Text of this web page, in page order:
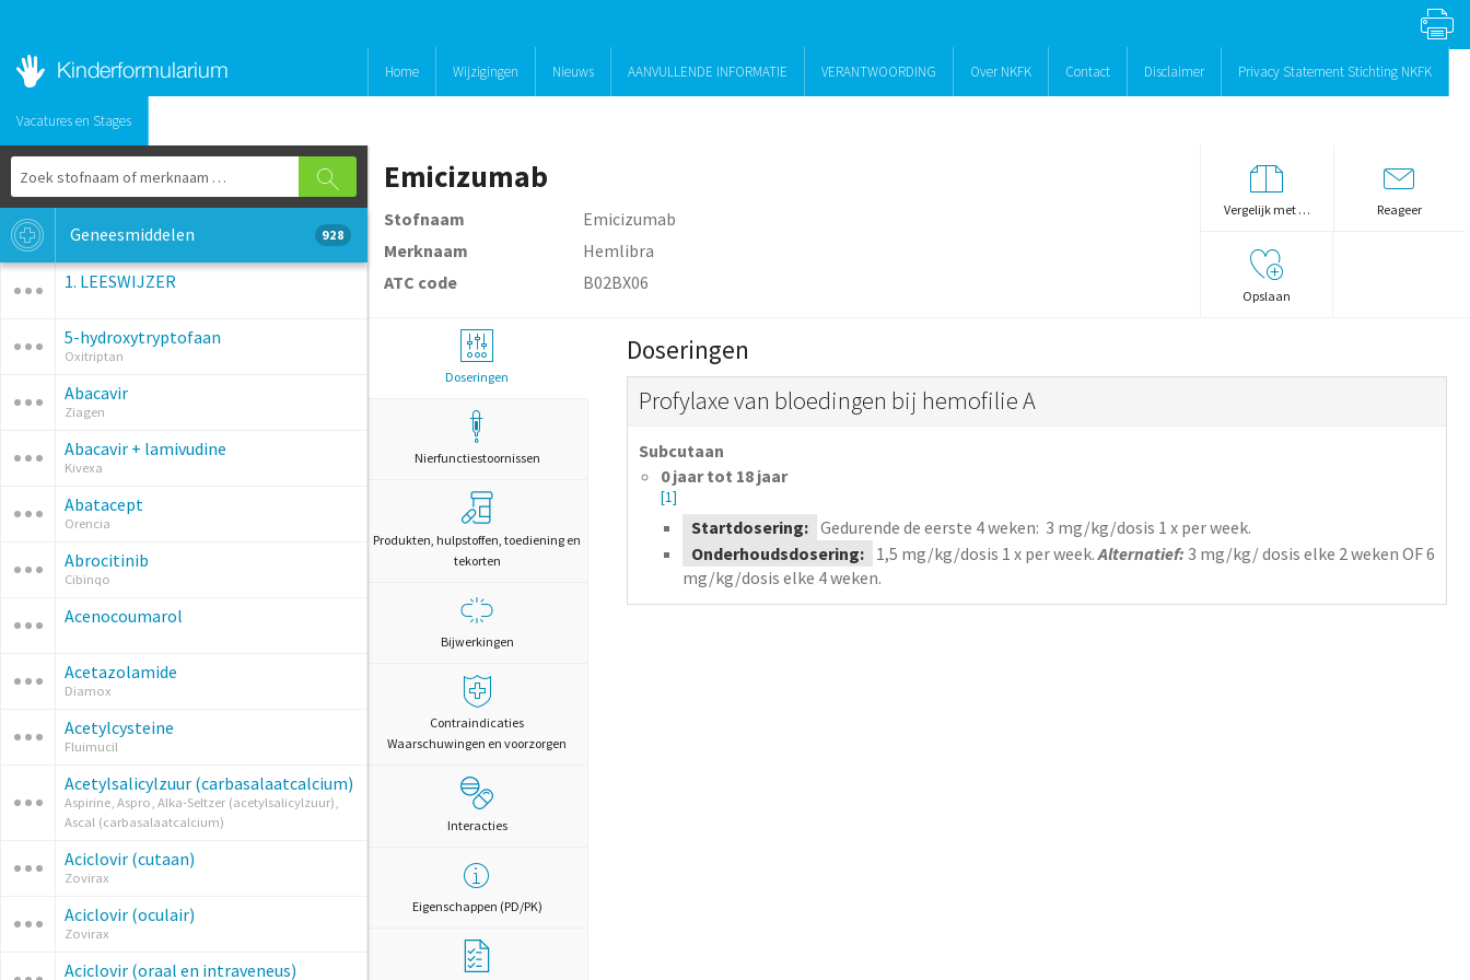
Home Wijzigingen Nieuws AANVULLENDE INFORMATIE VERANTWOORDING Over NKFK Contact Disclaimer Privacy Statement Stichting NKFK
Vacatures en Stages
Geneesmiddelen 928
1. LEESWIJZER
5-hydroxytryptofaan
Oxitriptan
Abacavir
Ziagen
Abacavir + lamivudine
Kivexa
Abatacept
Orencia
Abrocitinib
Cibinqo
Acenocoumarol
Acetazolamide
Diamox
Acetylcysteine
Fluimucil
Acetylsalicylzuur (carbasalaatcalcium)
Aspirine, Aspro, Alka-Seltzer (acetylsalicylzuur),
Ascal (carbasalaatcalcium)
Aciclovir (cutaan)
Zovirax
Aciclovir (oculair)
Zovirax
Aciclovir (oraal en intraveneus)
Emicizumab
Stofnaam
Emicizumab
Merknaam
Hemlibra
ATC code
B02BX06
Vergelijk met … Reageer
Opslaan
Doseringen
Nierfunctiestoornissen
Produkten, hulpstoffen, toediening en
tekorten
Bijwerkingen
Contraindicaties
Waarschuwingen en voorzorgen
Interacties
Eigenschappen (PD/PK)
Doseringen
Profylaxe van bloedingen bij hemofilie A
Subcutaan
0 jaar tot 18 jaar
[1]
Startdosering: Gedurende de eerste 4 weken: 3 mg/kg/dosis 1 x per week.
Onderhoudsdosering:
1,5 mg/kg/dosis 1 x per week.Alternatief: 3 mg/kg/ dosis elke 2 weken OF 6
mg/kg/dosis elke 4 weken.